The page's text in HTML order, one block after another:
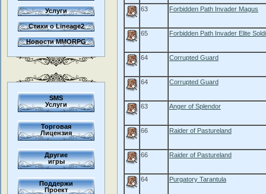
Услуги
Стихи о Lineage2
Новости MMORPG
SMS
Услуги
Торговая
Лицензия
Другие
игры
Поддержи
Проект
63 Forbidden Path Invader Magus
65 Forbidden Path Invader Elite
64 Corrupted Guard
64 Corrupted Guard
63 Anger of Splendor
66 Raider of Pastureland
66 Raider of Pastureland
64 Purgatory Tarantula